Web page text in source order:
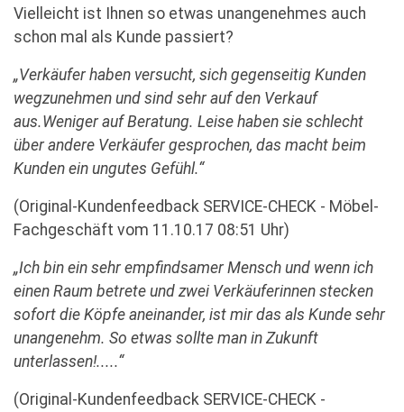
Vielleicht ist Ihnen so etwas unangenehmes auch
schon mal als Kunde passiert?
„Verkäufer haben versucht, sich gegenseitig Kunden
wegzunehmen und sind sehr auf den Verkauf
aus.Weniger auf Beratung. Leise haben sie schlecht
über andere Verkäufer gesprochen, das macht beim
Kunden ein ungutes Gefühl.“
(Original-Kundenfeedback SERVICE-CHECK - Möbel-
Fachgeschäft vom 11.10.17 08:51 Uhr)
„Ich bin ein sehr empfindsamer Mensch und wenn ich
einen Raum betrete und zwei Verkäuferinnen stecken
sofort die Köpfe aneinander, ist mir das als Kunde sehr
unangenehm. So etwas sollte man in Zukunft
unterlassen!.....“
(Original-Kundenfeedback SERVICE-CHECK -